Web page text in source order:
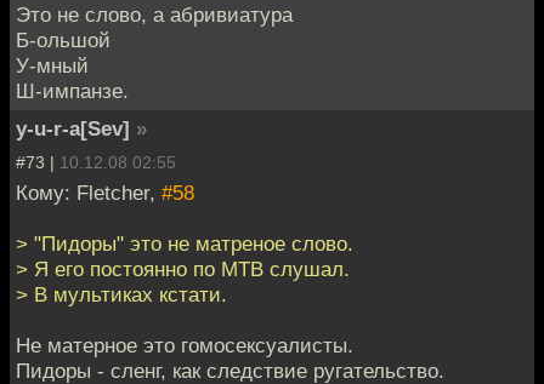
Это не слово, а абривиатура
Б-ольшой
У-мный
Ш-импанзе.
y-u-r-a[Sev] »
#73 | 10.12.08 02:55
Кому: Fletcher, #58
> "Пидоры" это не матреное слово.
> Я его постоянно по МТВ слушал.
> В мультиках кстати.
Не матерное это гомосексуалисты.
Пидоры - сленг, как следствие ругательство.